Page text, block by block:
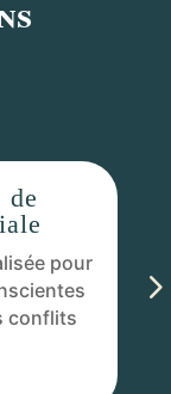
de
pour
conflits